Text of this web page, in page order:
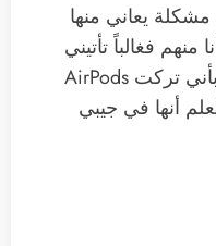
يعاني منها
منهم فغالباً تأتيني
التحذيرات بأني تركت AirPods
أنها في جيبي